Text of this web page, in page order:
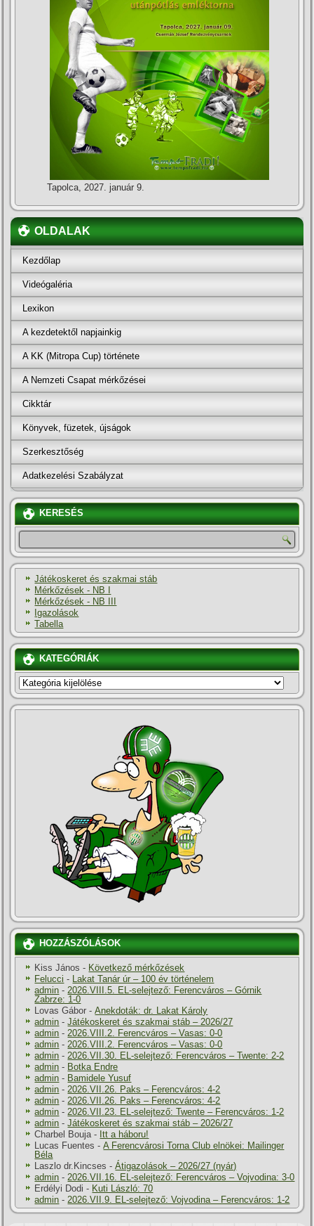
Tapolca, 2027. január 9.
OLDALAK
Kezdőlap
Videógaléria
Lexikon
A kezdetektől napjainkig
A KK (Mitropa Cup) története
A Nemzeti Csapat mérkőzései
Cikktár
Könyvek, füzetek, újságok
Szerkesztőség
Adatkezelési Szabályzat
KERESÉS
Játékoskeret és szakmai stáb
Mérkőzések - NB I
Mérkőzések - NB III
Igazolások
Tabella
KATEGÓRIÁK
KATEGÓRIÁK
HOZZÁSZÓLÁSOK
Kiss János - Következő mérkőzések
Felucci - Lakat Tanár úr – 100 év történelem
admin -2026.VIII.5. EL-selejtező: Ferencváros – Górnik
Zabrze: 1-0
Lovas Gábor -Anekdoták: dr. Lakat Károly
admin -Játékoskeret és szakmai stáb – 2026/27
admin -2026.VIII.2. Ferencváros – Vasas: 0-0
admin -2026.VIII.2. Ferencváros – Vasas: 0-0
admin -2026.VII.30. EL-selejtező: Ferencváros – Twente: 2-2
admin - Botka Endre
admin - Bamidele Yusuf
admin -2026.VII.26. Paks – Ferencváros: 4-2
admin -2026.VII.26. Paks – Ferencváros: 4-2
admin -2026.VII.23. EL-selejtező: Twente – Ferencváros: 1-2
admin -Játékoskeret és szakmai stáb – 2026/27
Charbel Bouja- Itt a háboru!
Lucas Fuentes -A Ferencvárosi Torna Club elnökei: Mailinger
Béla
Laszlo dr.Kincses -Átigazolások – 2026/27 (nyár)
admin -2026.VII.16. EL-selejtező: Ferencváros – Vojvodina: 3-0
Erdélyi Dodi - Kuti László: 70
admin -2026.VII.9. EL-selejtező: Vojvodina – Ferencváros: 1-2